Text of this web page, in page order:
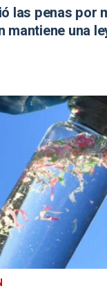
las penas por
mantiene una